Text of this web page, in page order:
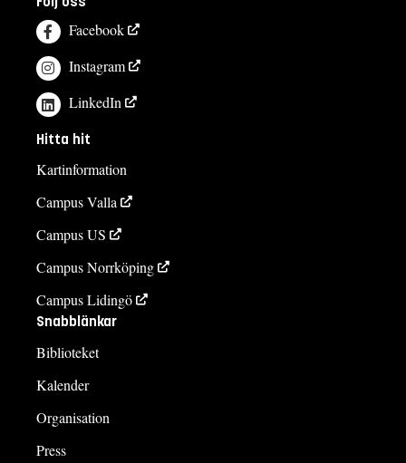
Facebook
Instagram
LinkedIn
Hitta hit
Kartinformation
Campus Valla
Campus US
Campus Norrköping
Campus Lidingö
Snabblänkar
Biblioteket
Kalender
Organisation
Press